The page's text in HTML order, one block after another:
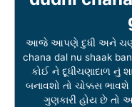
આજે આપણે દુધી અને
chana dal nu shaak
કોઈ ને દૂધીચણાદાળ નું
બનાવશો તો ચોક્કસ
ગુણકારી હોય છે તો